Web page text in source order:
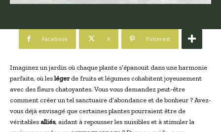
Facebook X Pinterest
Imaginez un jardin où chaque plante s’épanouit dans une harmonie
parfaite, où leslégerde fruits et légumes cohabitent joyeusement
avec des fleurs chatoyantes. Vous vous demandez peut-être
comment créer un tel sanctuaire d’abondance et de bonheur ? Avez-
vous déjà envisagé que certaines plantes pourraient être de
véritables alliés, aidant à repousser les nuisibles et à stimuler la